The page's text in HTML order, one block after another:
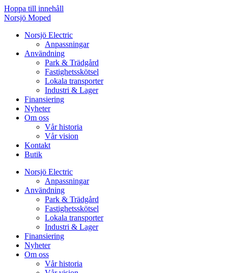
Hoppa till innehåll
Norsjö Moped
Norsjö Electric
Anpassningar
Användning
Park & Trädgård
Fastighetsskötsel
Lokala transporter
Industri & Lager
Finansiering
Nyheter
Om oss
Vår historia
Vår vision
Kontakt
Butik
Norsjö Electric
Anpassningar
Användning
Park & Trädgård
Fastighetsskötsel
Lokala transporter
Industri & Lager
Finansiering
Nyheter
Om oss
Vår historia